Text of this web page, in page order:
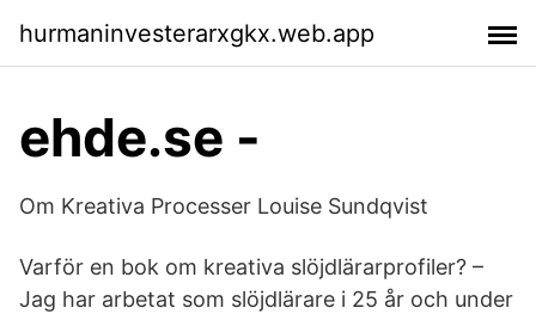
hurmaninvesterarxgkx.web.app
ehde.se -
Om Kreativa Processer Louise Sundqvist
Varför en bok om kreativa slöjdlärarprofiler? –
Jag har arbetat som slöjdlärare i 25 år och under